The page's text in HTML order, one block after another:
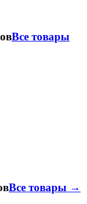
Все товары
Все товары →